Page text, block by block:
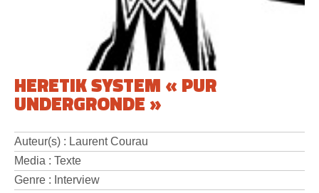
HERETIK SYSTEM « PUR
UNDERGRONDE »
Auteur(s) : Laurent Courau
Media : Texte
Genre : Interview